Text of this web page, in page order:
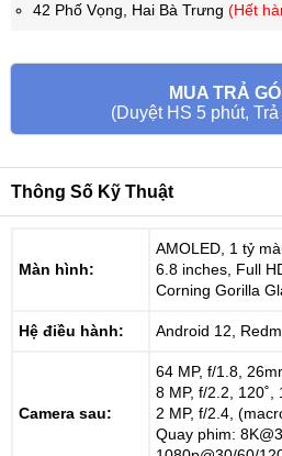
42 Phố Vọng, Hai Bà Trưng (Hết
MUA TRẢ
(Duyệt HS 5 phút,
Thông Số Kỹ Thuật
Màn hình:
AMOLED, 1 tỷ
6.8 inches, Full
Corning Gorilla
Hệ điều hành: Android 12,
Camera sau:
64 MP, f/1.8,
8 MP, f/2.2,
2 MP, f/2.4,
Quay phim: